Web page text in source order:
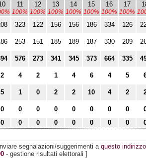
11
100%
12
100%
13
100%
14
100%
15
100%
16
100%
17
100%
323 122 156 156 186 334 126
253 151 185 189 187 330 209
576 273 341 345 373 664 335
2 4 2 1 4 6 4 5
5 1 0 2 2 10 4 2
0 0 0 0 0 0 0 0
0 0 0 0 0 0 0 0
segnalazioni/suggerimenti aquesto indirizzo
- gestione risultati elettorali ]